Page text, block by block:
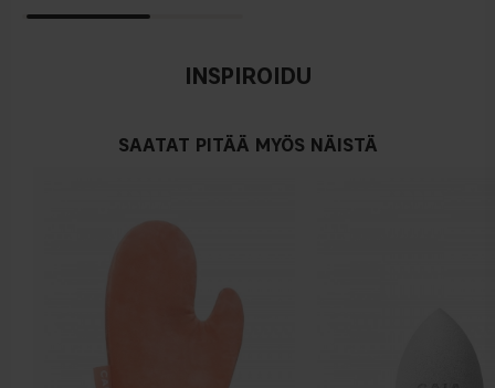
INSPIROIDU
SAATAT PITÄÄ MYÖS NÄISTÄ